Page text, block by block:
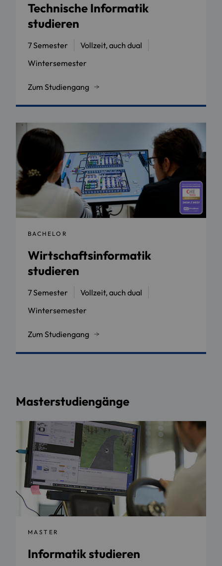
Technische Informatik
studieren
7 Semester
Vollzeit, auch dual
Wintersemester
Zum Studiengang
BACHELOR
Wirtschaftsinformatik
studieren
7 Semester
Vollzeit, auch dual
Wintersemester
Zum Studiengang
Masterstudiengänge
MASTER
Informatik studieren